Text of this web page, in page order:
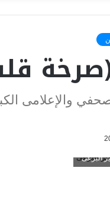
(صرخة
والإعلامى
البرعى"